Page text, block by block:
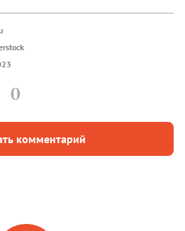
0
комментарий